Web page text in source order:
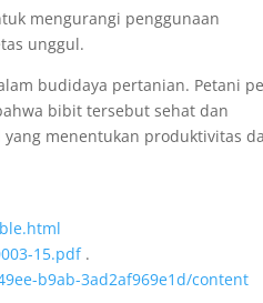
mengurangi penggunaan
unggul.
budidaya pertanian. Petani
bibit tersebut sehat dan
menentukan produktivitas
15.pdf.
b9ab-3ad2af969e1d/content